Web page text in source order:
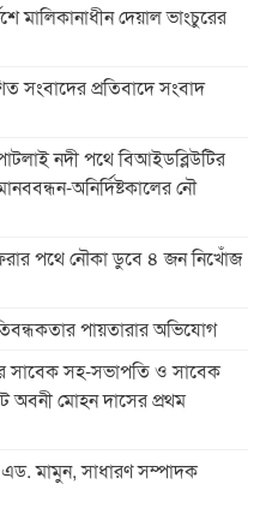
মালিকানাধীন দেয়াল ভাংচুরের
সংবাদের প্রতিবাদে সংবাদ
নদী পথে বিআইডব্লিউটির
অনির্দিষ্টকালের নৌ
পথে নৌকা ডুবে ৪ জন নিখোঁজ
পায়তারার অভিযোগ
সাবেক সহ-সভাপতি ও সাবেক
অবনী মোহন দাসের প্রথম
এড. মামুন, সাধারণ সম্পাদক